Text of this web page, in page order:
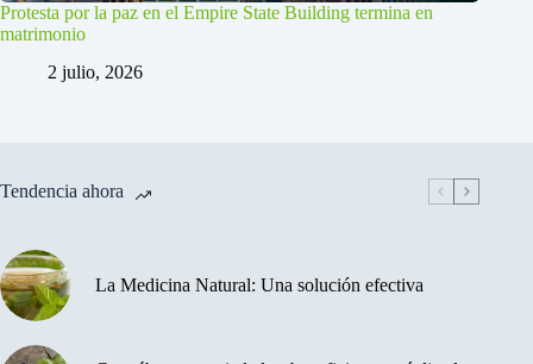
Protesta por la paz en el Empire State Building termina en
matrimonio
2 julio, 2026
Tendencia ahora
La Medicina Natural: Una solución efectiva